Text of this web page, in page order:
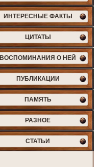
ИНТЕРЕСНЫЕ ФАКТЫ
ЦИТАТЫ
ВОСПОМИНАНИЯ О НЕЙ
ПУБЛИКАЦИИ
ПАМЯТЬ
РАЗНОЕ
СТАТЬИ